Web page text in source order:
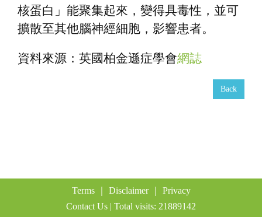
核蛋白」能聚集起來，變得具毒性，並可
擴散至其他腦神經細胞，影響患者。
資料來源：英國柏金遜症學會網誌
Back
Terms｜ Disclaimer｜ Privacy
Contact Us | Total visits: 21889142